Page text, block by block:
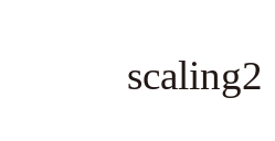
scaling2